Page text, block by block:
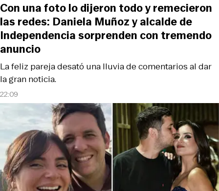
22:09
La feliz pareja desató una lluvia de comentarios al dar
la gran noticia.
Con una foto lo dijeron todo y remecieron
las redes: Daniela Muñoz y alcalde de
Independencia sorprenden con tremendo
anuncio